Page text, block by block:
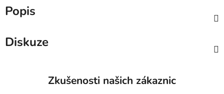
Popis
Diskuze
Zkušenosti našich zákaznic